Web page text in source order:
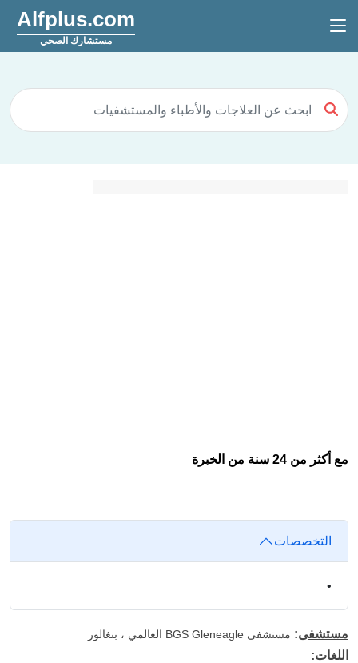
Alfplus.com
مستشارك الصحي
مع أكثر من 24 سنة من الخبرة
التخصصات
•
مستشفى: مستشفى BGS Gleneagle العالمي ، بنغالور
اللغات: